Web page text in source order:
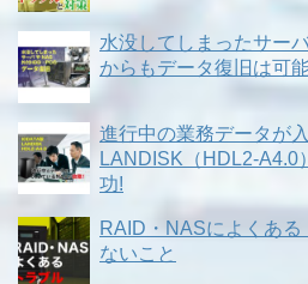
水没してしまったサー
からもデータ復旧は可
進行中の業務データが
LANDISK（HDL2-A4.0
功!
RAID・NASによくあ
ないこと